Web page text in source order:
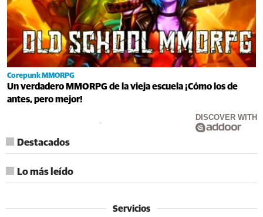
Corepunk MMORPG
Un verdadero MMORPG de la vieja escuela ¡Cómo los de
antes, pero mejor!
DISCOVER WITH
Destacados
Lo más leído
Servicios